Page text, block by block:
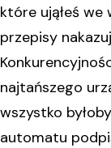
które ująłeś we
przepisy
najtańszego
wszystko
automatu